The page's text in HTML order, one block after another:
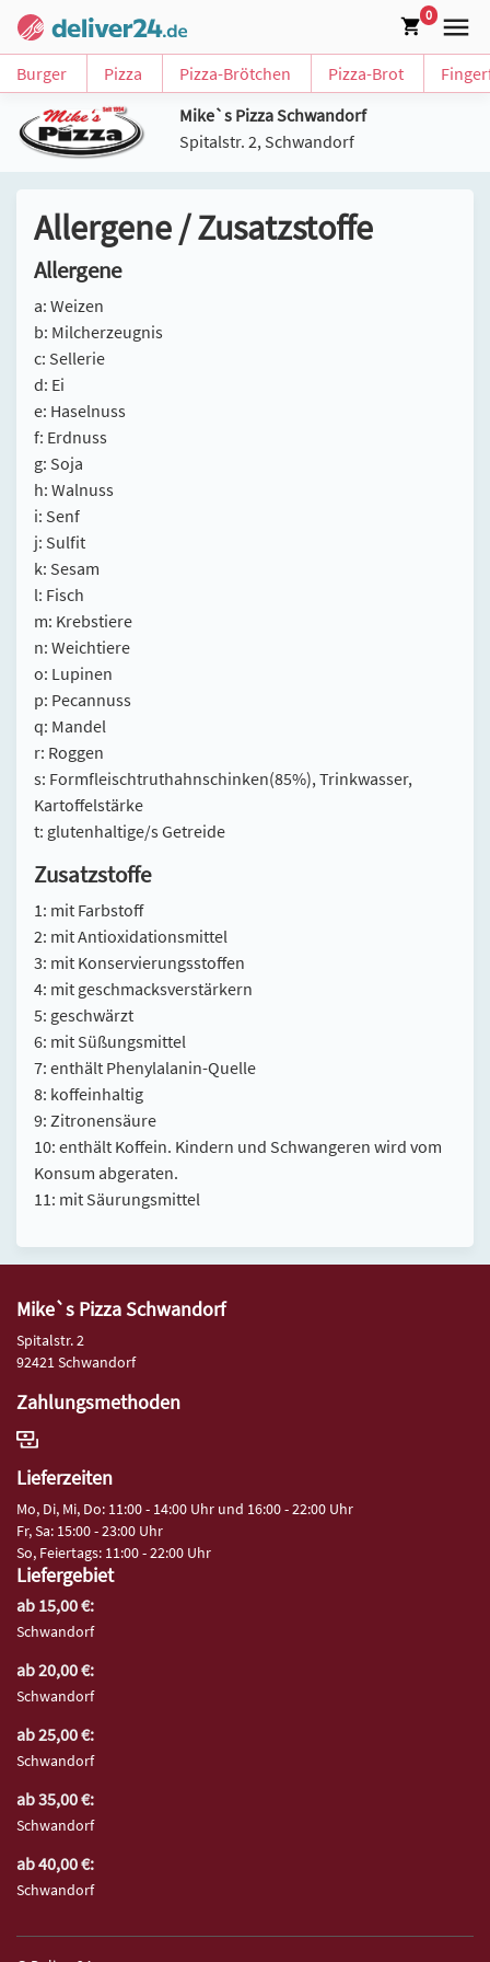
0
Burger Pizza Pizza-Brötchen Pizza-Brot
Mike`s Pizza Schwandorf
Spitalstr. 2, Schwandorf
Allergene / Zusatzstoffe
Allergene
a: Weizen
b: Milcherzeugnis
c: Sellerie
d: Ei
e: Haselnuss
f: Erdnuss
g: Soja
h: Walnuss
i: Senf
j: Sulfit
k: Sesam
l: Fisch
m: Krebstiere
n: Weichtiere
o: Lupinen
p: Pecannuss
q: Mandel
r: Roggen
s: Formfleischtruthahnschinken(85%), Trinkwasser,
Kartoffelstärke
t: glutenhaltige/s Getreide
Zusatzstoffe
1: mit Farbstoff
2: mit Antioxidationsmittel
3: mit Konservierungsstoffen
4: mit geschmacksverstärkern
5: geschwärzt
6: mit Süßungsmittel
7: enthält Phenylalanin-Quelle
8: koffeinhaltig
9: Zitronensäure
10: enthält Koffein. Kindern und Schwangeren wird vom
Konsum abgeraten.
11: mit Säurungsmittel
Mike`s Pizza Schwandorf
Spitalstr. 2
92421 Schwandorf
Zahlungsmethoden
Lieferzeiten
Mo, Di, Mi, Do: 11:00 - 14:00 Uhr und 16:00 - 22:00 Uhr
Fr, Sa: 15:00 - 23:00 Uhr
So, Feiertags: 11:00 - 22:00 Uhr
Liefergebiet
ab 15,00 €:
Schwandorf
ab 20,00 €:
Schwandorf
ab 25,00 €:
Schwandorf
ab 35,00 €:
Schwandorf
ab 40,00 €:
Schwandorf